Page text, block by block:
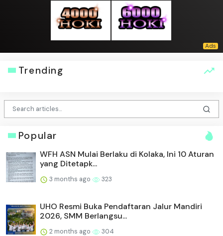
Trending
Popular
WFH ASN Mulai Berlaku di Kolaka, Ini 10 Aturan
yang Ditetapk...
3 months ago 323
UHO Resmi Buka Pendaftaran Jalur Mandiri
2026, SMM Berlangsu...
2 months ago 304